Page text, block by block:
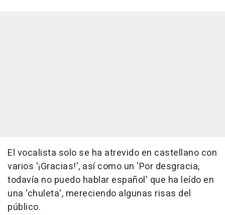
El vocalista solo se ha atrevido en castellano con
varios '¡Gracias!', así como un 'Por desgracia,
todavía no puedo hablar español' que ha leído en
una 'chuleta', mereciendo algunas risas del
público.